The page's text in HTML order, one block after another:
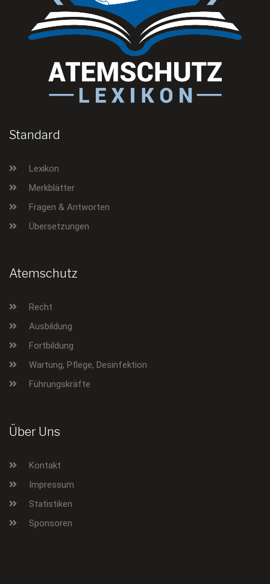
Standard
Lexikon
Merkblätter
Fragen & Antworten
Übersetzungen
Atemschutz
Recht
Ausbildung
Fortbildung
Wartung, Pflege, Desinfektion
Führungskräfte
Über Uns
Kontakt
Impressum
Statistiken
Sponsoren